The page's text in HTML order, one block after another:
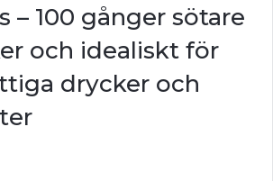
– 100 gånger sötare
och idealiskt för
drycker och